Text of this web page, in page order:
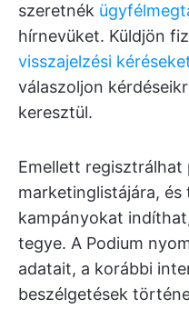
szeretnék
hírnevüket. Küldjön
visszajelzési
válaszoljon
keresztül.
Emellett
marketinglistájára, és
kampányokat
tegye. A Podium
adatait, a korábbi
beszélgetések